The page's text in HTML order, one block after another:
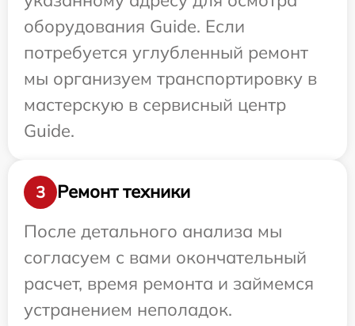
оборудования Guide. Если
потребуется углубленный ремонт
мы организуем транспортировку в
мастерскую в сервисный центр
Guide.
3
Ремонт техники
После детального анализа мы
согласуем с вами окончательный
расчет, время ремонта и займемся
устранением неполадок.